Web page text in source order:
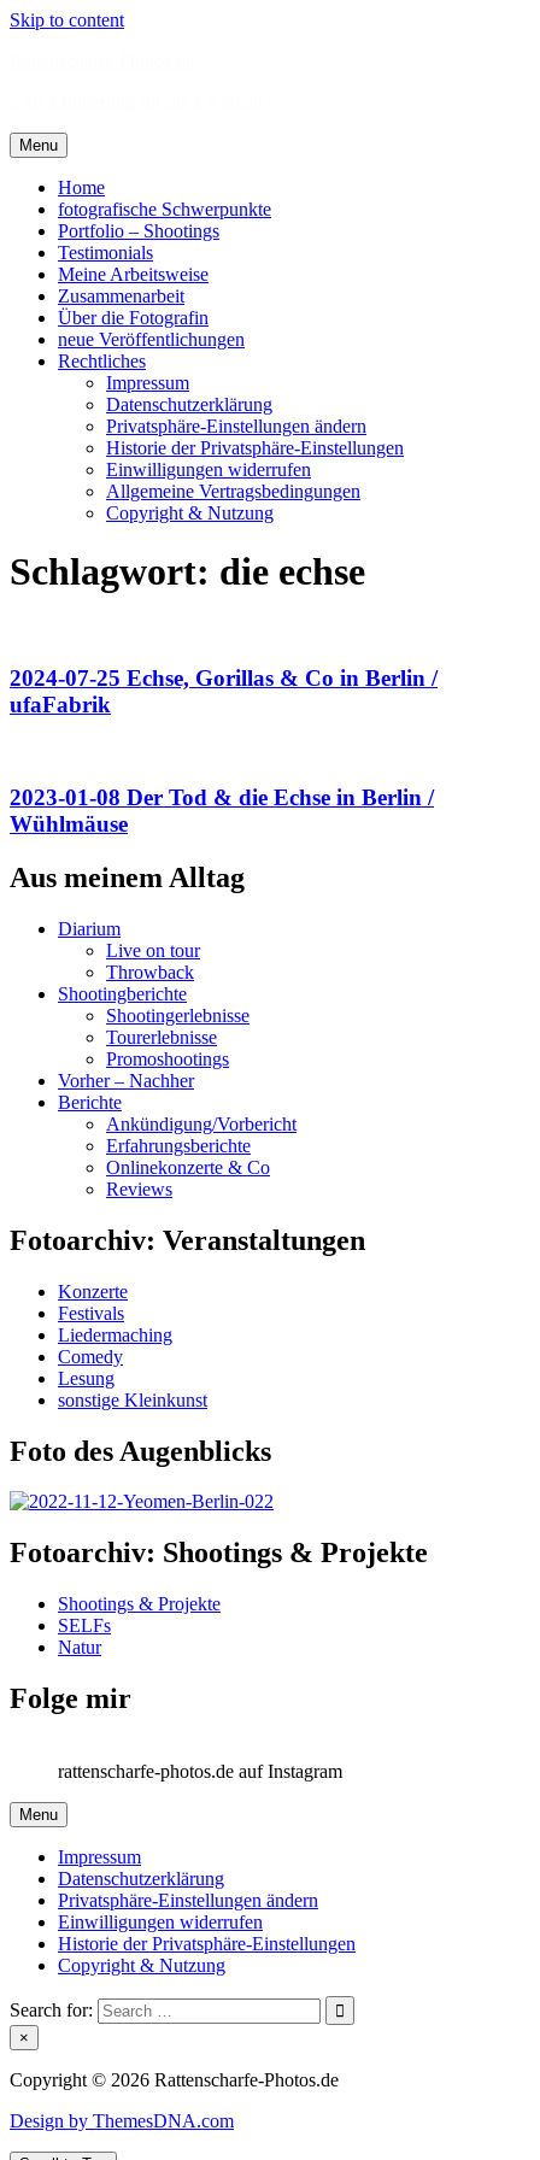
Skip to content
Menu
Home
fotografische Schwerpunkte
Portfolio – Shootings
Testimonials
Meine Arbeitsweise
Zusammenarbeit
Über die Fotografin
neue Veröffentlichungen
Rechtliches
Impressum
Datenschutzerklärung
Privatsphäre-Einstellungen ändern
Historie der Privatsphäre-Einstellungen
Einwilligungen widerrufen
Allgemeine Vertragsbedingungen
Copyright & Nutzung
Schlagwort: die echse
2024-07-25 Echse, Gorillas & Co in Berlin /
ufaFabrik
2023-01-08 Der Tod & die Echse in Berlin /
Wühlmäuse
Aus meinem Alltag
Diarium
Live on tour
Throwback
Shootingberichte
Shootingerlebnisse
Tourerlebnisse
Promoshootings
Vorher – Nachher
Berichte
Ankündigung/Vorbericht
Erfahrungsberichte
Onlinekonzerte & Co
Reviews
Fotoarchiv: Veranstaltungen
Konzerte
Festivals
Liedermaching
Comedy
Lesung
sonstige Kleinkunst
Foto des Augenblicks
Fotoarchiv: Shootings & Projekte
Shootings & Projekte
SELFs
Natur
Folge mir
rattenscharfe-photos.de auf Instagram
Menu
Impressum
Datenschutzerklärung
Privatsphäre-Einstellungen ändern
Einwilligungen widerrufen
Historie der Privatsphäre-Einstellungen
Copyright & Nutzung
Search for:
×
Copyright © 2026 Rattenscharfe-Photos.de
Design by ThemesDNA.com